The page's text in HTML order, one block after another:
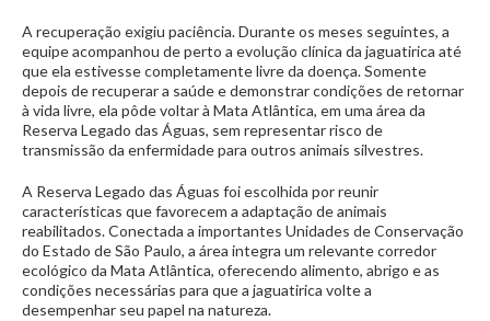
A recuperação exigiu paciência. Durante os meses seguintes, a
equipe acompanhou de perto a evolução clínica da jaguatirica até
que ela estivesse completamente livre da doença. Somente
depois de recuperar a saúde e demonstrar condições de retornar
à vida livre, ela pôde voltar à Mata Atlântica, em uma área da
Reserva Legado das Águas, sem representar risco de
transmissão da enfermidade para outros animais silvestres.
A Reserva Legado das Águas foi escolhida por reunir
características que favorecem a adaptação de animais
reabilitados. Conectada a importantes Unidades de Conservação
do Estado de São Paulo, a área integra um relevante corredor
ecológico da Mata Atlântica, oferecendo alimento, abrigo e as
condições necessárias para que a jaguatirica volte a
desempenhar seu papel na natureza.